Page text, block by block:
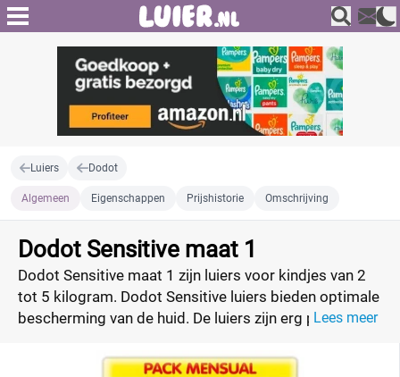
Luiers Dodot
Algemeen Eigenschappen Prijshistorie Omschrijving
Dodot Sensitive maat 1
Dodot Sensitive maat 1 zijn luiers voor kindjes van 2
tot 5 kilogram. Dodot Sensitive luiers bieden optimale
bescherming van de huid. De luiers zijn erg populair in
Vergelijk eenvoudig de luieraanbiedingen van Dodot
Lees meer